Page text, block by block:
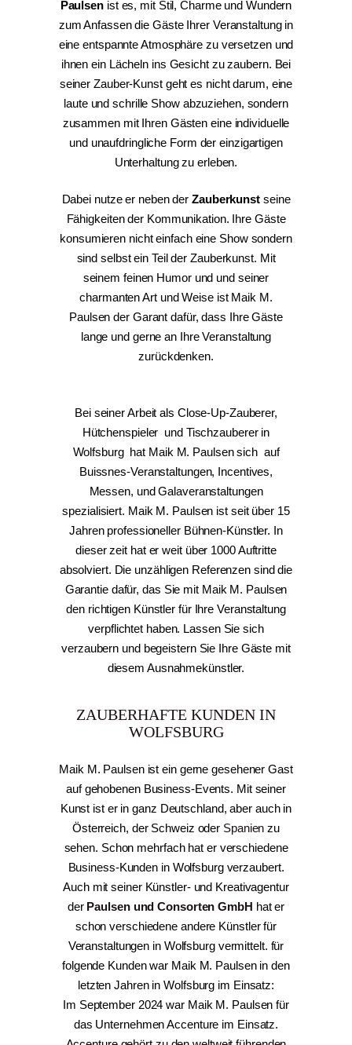
Paulsen ist es, mit Stil, Charme und Wundern
zum Anfassen die Gäste Ihrer Veranstaltung in
eine entspannte Atmosphäre zu versetzen und
ihnen ein Lächeln ins Gesicht zu zaubern. Bei
seiner Zauber-Kunst geht es nicht darum, eine
laute und schrille Show abzuziehen, sondern
zusammen mit Ihren Gästen eine individuelle
und unaufdringliche Form der einzigartigen
Unterhaltung zu erleben.
Dabei nutze er neben derZauberkunst seine
Fähigkeiten der Kommunikation. Ihre Gäste
konsumieren nicht einfach eine Show sondern
sind selbst ein Teil der Zauberkunst. Mit
seinem feinen Humor und und seiner
charmanten Art und Weise ist Maik M.
Paulsen der Garant dafür, dass Ihre Gäste
lange und gerne an Ihre Veranstaltung
zurückdenken.
Bei seiner Arbeit als Close-Up-Zauberer,
Hütchenspieler und Tischzauberer in
Wolfsburg hat Maik M. Paulsen sich auf
Buissnes-Veranstaltungen, Incentives,
Messen, und Galaveranstaltungen
spezialisiert. Maik M. Paulsen ist seit über 15
Jahren professioneller Bühnen-Künstler. In
dieser zeit hat er weit über 1000 Auftritte
absolviert. Die unzähligen Referenzen sind die
Garantie dafür, das Sie mit Maik M. Paulsen
den richtigen Künstler für Ihre Veranstaltung
verpflichtet haben. Lassen Sie sich
verzaubern und begeistern Sie Ihre Gäste mit
diesem Ausnahmekünstler.
ZAUBERHAFTE KUNDEN IN
WOLFSBURG
Maik M. Paulsen ist ein gerne gesehener Gast
auf gehobenen Business-Events. Mit seiner
Kunst ist er in ganz Deutschland, aber auch in
Österreich, der Schweiz oder Spanien zu
sehen. Schon mehrfach hat er verschiedene
Business-Kunden in Wolfsburg verzaubert.
Auch mit seiner Künstler- und Kreativagentur
der Paulsen und Consorten GmbH hat er
schon verschiedene andere Künstler für
Veranstaltungen in Wolfsburg vermittelt. für
folgende Kunden war Maik M. Paulsen in den
letzten Jahren in Wolfsburg im Einsatz:
Im September 2024 war Maik M. Paulsen für
das Unternehmen Accenture im Einsatz.